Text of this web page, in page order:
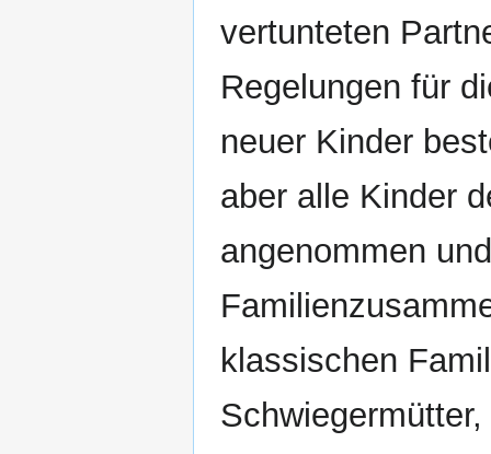
vertunteten
Regelungen für
neuer Kinder
aber alle Kinder
angenommen
klassischen